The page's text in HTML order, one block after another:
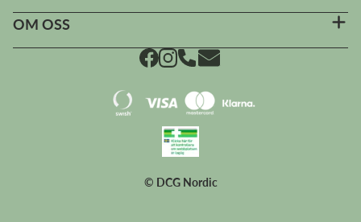
OM OSS
© DCG Nordic